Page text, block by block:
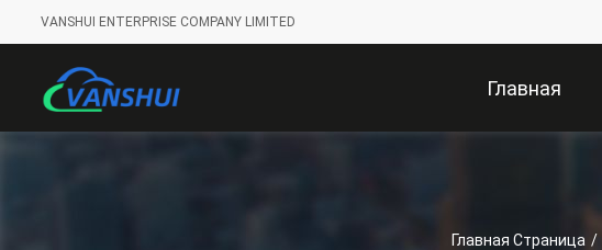
VANSHUI ENTERPRISE COMPANY LIMITED
Главная
Главная Страница /